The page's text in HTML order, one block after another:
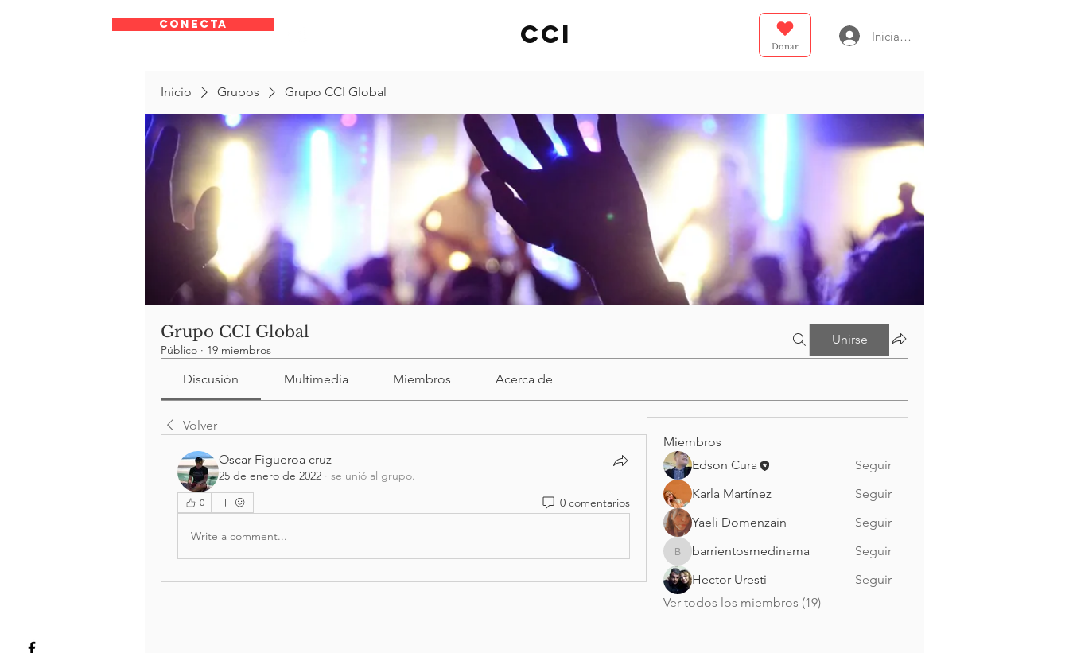
CONECTA cci Donar
Iniciar sesión
Inicio Grupos Grupo CCI Global
Grupo CCI Global
Público · 19 miembros
Unirse
Discusión Multimedia Miembros Acerca de
Volver
Oscar Figueroa cruz
25 de enero de 2022 · se unió al grupo.
0 0 comentarios
Write a comment...
Miembros
Edson Cura
Seguir
Karla Martínez
Seguir
Yaeli Domenzain
Seguir
barrientosmedinama
barrientosmedinama
Seguir
Hector Uresti
Seguir
Ver todos los miembros (19)